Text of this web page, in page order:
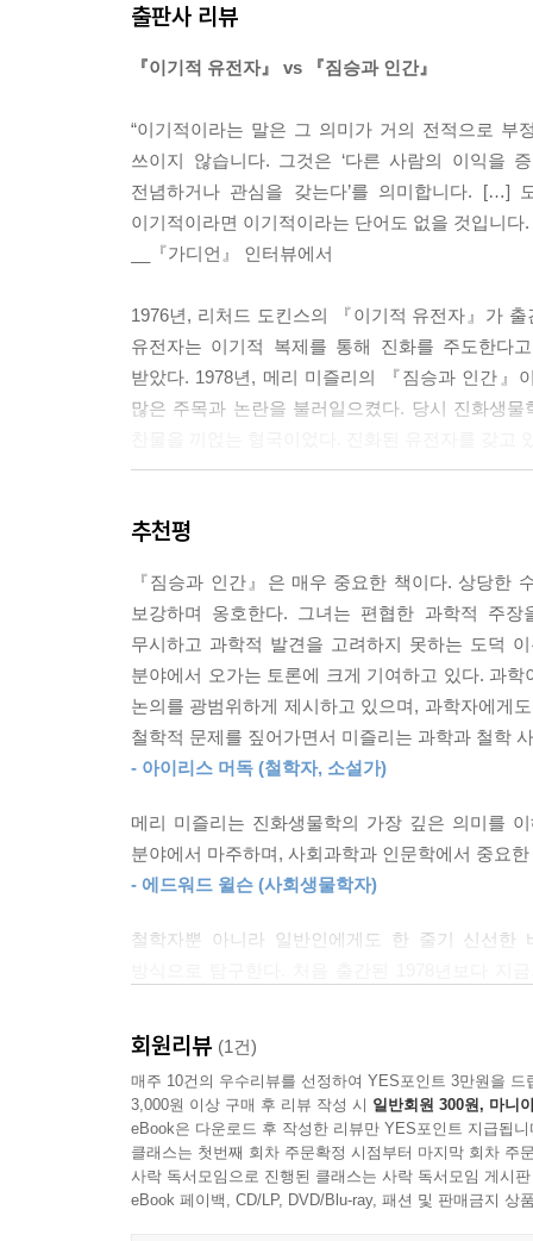
그래서 이제 동물행동학자는 다른 여느 종들을
위 없이 쉬울 것이다. 그러므로 우리는 그가 센타
이거나 다치게 한다는 점이다. 물론 항상 그러는
칠년전쟁, 삼십년전쟁을 비롯한 모든 전쟁과 아르
록을 가지고 있다. 다른 종들에 관해서는 그런 기
그래서 그는 사회학자 인간(편의상 존스라고 부르
--- p.143
진화 시각의 어마어마한 변이 범위에 비하면 인간
우는 능력과 지성을 개발하는 쪽으로 전문화한 사
가 어디 있을까? 매우 단순하게는 촘촘하게 연결
우리 인간의 영역에 이르기까지 사회적 종의 복잡
으면 상대적인 것으로 받아들이게 된다는 것이
우리를 원숭이로 만들 것이다.
--- p.198~199
유전자는 작은 인간이 아니다. 우리는 매우 복잡
하도록 진화를 통해 다듬어졌다. 전체 주기에서
를 종종 볼 수 있다. 그리고 번식만 만족에 달린
해진 개인을 상대로 윌슨이 충고하듯 우쭐해진
의 화신인 개개인의 안녕에 달려 있다는 것을 기
나 불가능한 문제를 안겨주면 그들은 죽어버릴 것
유전자가 없다는 것이 안타깝다. 유전자는 결정
--- p.194
했는지는 알기 어렵다. 그렇지만 어떤 의미에서 ‘
된다. 진화한다는(evolve) 것은 펼친다는 뜻이다.
적이다. 나타날 것의 가능성을 크게 제한하는 어
중에서도 지금까지 일어난 변화가 어떤 의미에서
데, 잠재적으로 언제나 벌레의 먹이였기 때문이
가 다른 길을 따라갔다면 실패했거나 부족했거나
출판사 리뷰
『이기적 유전자』 vs 『짐승과 인간』
“이기적이라는 말은 그 의미가 거의 전적으로 부
쓰이지 않습니다. 그것은 ‘다른 사람의 이익을
전념하거나 관심을 갖는다’를 의미합니다. […]
이기적이라면 이기적이라는 단어도 없을 것입니
__『가디언』 인터뷰에서
1976년, 리처드 도킨스의 『이기적 유전자』가
유전자는 이기적 복제를 통해 진화를 주도한다
받았다. 1978년, 메리 미즐리의 『짐승과 인간』
많은 주목과 논란을 불러일으켰다. 당시 진화생
진화론, 인간 본성, 인간 행동에 대해 신랄한 논
아니었다. 미즐리는 도킨스가 다윈주의의 불편
내용에서 19세기 사회다윈주의와 유사하다고
미즐리는 인간이 유전자의 조종을 받는 유기체가
운명이고, 그 운명을 받아들일 때, 우리는 더 인
도킨스의 작업을 “생물학적 대처리즘(biological
표현했다.
미즐리는 저명한 생물학자 에드워드 윌슨과
미즐리의 진정한 목표는 과학과 인문학 사이의
세계에서 인간의 위치는 진화의 관점에서만 의
독특한 존재를 파악해야만 이해할 수 있다.”
_메리 미즐리
2025년 현재, 『이기적 유전자』가 설명하는 진
것을 결정하고, 생명체는 유전자를 후대에 전달
여전히 많은 사람들에게 큰 영향을 미치고 있
추천평
『짐승과 인간』은 매우 중요한 책이다. 상당한
보강하며 옹호한다. 그녀는 편협한 과학적 주
무시하고 과학적 발견을 고려하지 못하는 도덕
분야에서 오가는 토론에 크게 기여하고 있다. 과
논의를 광범위하게 제시하고 있으며, 과학자에게
철학적 문제를 짚어가면서 미즐리는 과학과 철학
- 아이리스 머독 (철학자, 소설가)
메리 미즐리는 진화생물학의 가장 깊은 의미를
분야에서 마주하며, 사회과학과 인문학에서 중요
- 에드워드 윌슨 (사회생물학자)
철학자뿐 아니라 일반인에게도 한 줄기 신선
- 메리 워녹 (철학자)
지극히 우아하고 예리하며 사고를 고양시키는 글
- R. D. 마틴 (런던 유니버시티칼리지 체질인류학
『짐승과 인간』은 우리를 동물이라는 본연의 맥
없는 사회의 도덕성, 즉 우리의 친척 종에서 발견
회원리뷰 (1건)
매주 10건의 우수리뷰를 선정하여 YES포인트 3만원을 드
3,000원 이상 구매 후 리뷰 작성 시 일반회원 300원, 마니
eBook은 다운로드 후 작성한 리뷰만 YES포인트 지급됩니
클래스는 첫번째 회차 주문확정 시점부터 마지막 회차 주
사락 독서모임으로 진행된 클래스는 사락 독서모임 게시
eBook 페이백, CD/LP, DVD/Blu-ray, 패션 및 판매금지 상